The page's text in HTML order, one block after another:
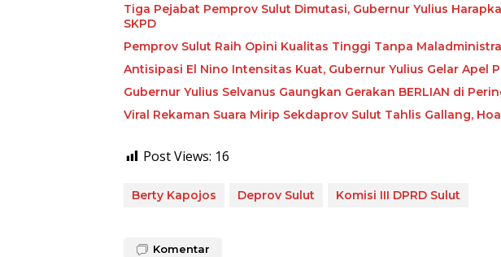
Tiga Pejabat Pemprov Sulut Dimutasi, Gubernur Yulius
SKPD
Pemprov Sulut Raih Opini Kualitas Tinggi Tanpa
Antisipasi El Nino Intensitas Kuat, Gubernur Yulius Gelar Apel
Gubernur Yulius Selvanus Gaungkan Gerakan BERLIAN di
Viral Rekaman Suara Mirip Sekdaprov Sulut Tahlis Gallang,
Post Views: 16
Berty Kapojos Deprov Sulut Komisi III DPRD Sulut
Komentar